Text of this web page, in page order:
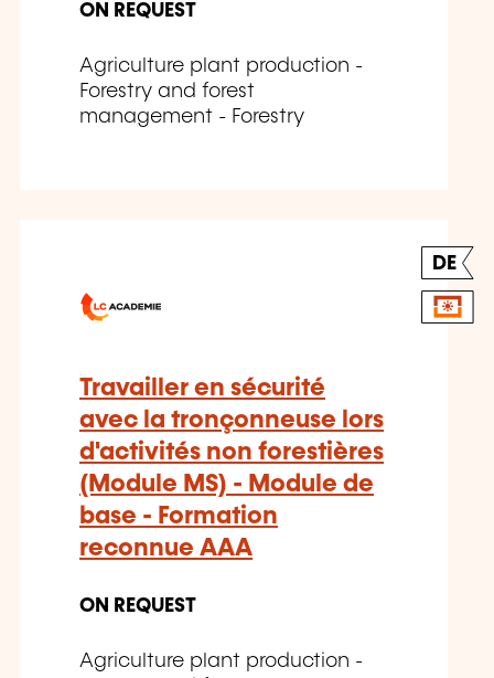
ON REQUEST
Agriculture plant production -
Forestry and forest
management - Forestry
DE
Travailler en sécurité
avec la tronçonneuse lors
d'activités non forestières
(Module MS) - Module de
base - Formation
reconnue AAA
ON REQUEST
Agriculture plant production -